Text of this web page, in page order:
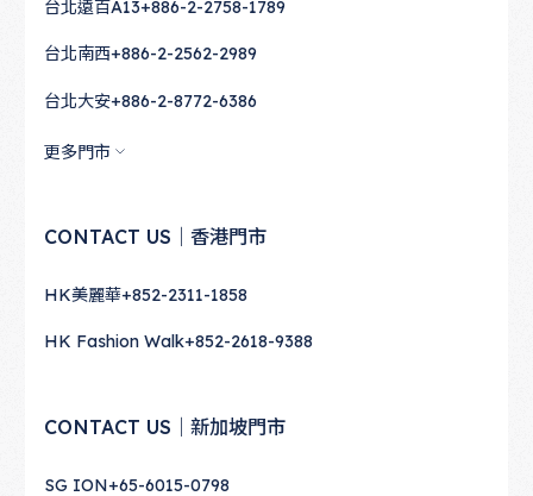
台北遠百A13+886-2-2758-1789
台北南西+886-2-2562-2989
台北大安+886-2-8772-6386
更多門市
CONTACT US｜香港門市
HK美麗華+852-2311-1858
HK Fashion Walk+852-2618-9388
CONTACT US｜新加坡門市
SG ION+65-6015-0798